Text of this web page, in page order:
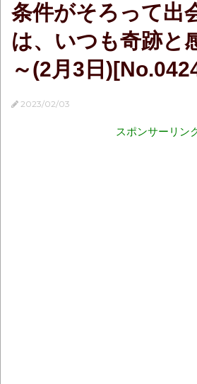
条件がそろって出
は、いつも奇跡と
～(2月3日
2023/02/03
スポンサーリン